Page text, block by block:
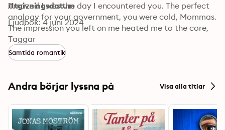
Amazed I was the day I encountered you. The perfect
analogy for your government, you were cold, Mommas.
The impression you left on me heated me to the core,
thawing the ice around that red vessel, awakening it
from hibernation.
A man on a mission, I became the minute I decided
share you with anyone else. The way you came into my
world and brought all your beauty with you gave me
You made me want to be the nigga that woke up each
day just to love you again. You made me want to
Utgivningsdatum
Ljudbok: 4 juni 2024
Taggar
Samtida romantik
Andra börjar lyssna på Visa alla titlar